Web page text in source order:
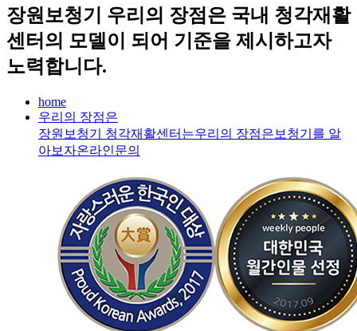
장원보청기 우리의 장점 은 국내 청각재활
센터의 모델이 되어 기준을 제시하고자
노력합니다.
home
우리의 장점은
장원보청기 청각재활센터는우리의 장점은 보청기를 알
아보자온라인문의